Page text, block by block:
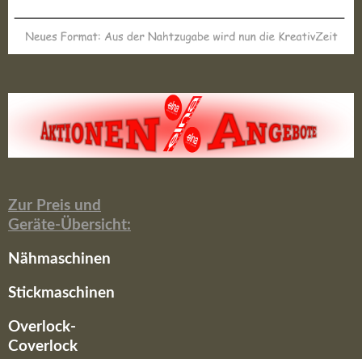
Zur Preis und
Geräte-Übersicht:
Nähmaschinen
Stickmaschinen
Overlock-
Coverlock